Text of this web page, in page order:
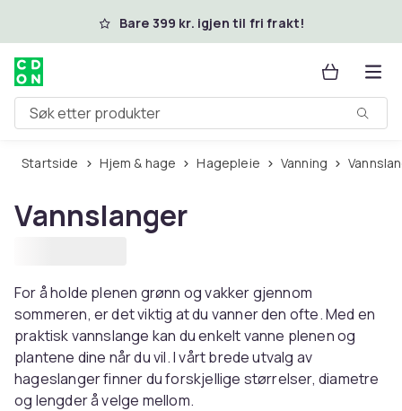
Hopp til hovedinnholdBare 399 kr. igjen til fri frakt!
Søk etter produkter
Startside Hjem & hage Hagepleie Vanning
Vannslanger
For å holde plenen grønn og vakker gjennom
sommeren, er det viktig at du vanner den ofte. Med en
praktisk vannslange kan du enkelt vanne plenen og
plantene dine når du vil. I vårt brede utvalg av
hageslanger finner du forskjellige størrelser, diametre
og lengder å velge mellom.